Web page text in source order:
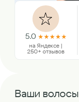
5.0 ★★★★★
на Яндексе |
250+ отзывов
Ваши